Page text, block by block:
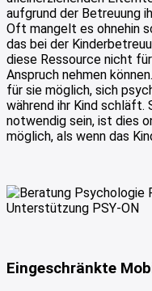
aufgrund der Betreuung
Oft mangelt es ohnehin
das bei der
diese Ressource nicht
Anspruch nehmen
für sie möglich, sich
während ihr Kind schläft.
notwendig sein, ist dies
möglich, als wenn das
Eingeschränkte